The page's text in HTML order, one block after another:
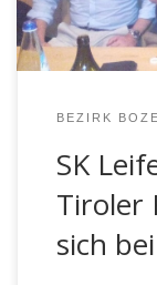
BEZIRK
SK
Tiroler
sich